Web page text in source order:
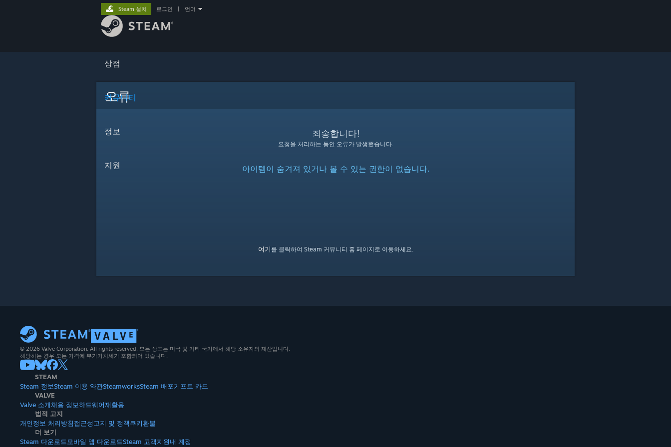
상점
커뮤니티
정보
지원
Steam 설치 로그인 언어
오류
죄송합니다!
요청을 처리하는 동안 오류가 발생했습니다.
아이템이 숨겨져 있거나 볼 수 있는 권한이 없습니다.
여기 를 클릭하여 Steam 커뮤니티 홈 페이지로 이동하세요.
© 2026 Valve Corporation. All rights reserved. 모든 상표는 미국 및 기타 국가에서 해당 소유자의 재산입니다.
해당하는 경우 모든 가격에 부가가치세가 포함되어 있습니다.
STEAM
Steam 정보Steam 이용 약관SteamworksSteam 배포기프트 카드
VALVE
Valve 소개채용 정보하드웨어재활용
법적 고지
개인정보 처리방침접근성 고지 및 정책쿠키환불
더 보기
Steam 다운로드 모바일 앱 다운로드Steam 고객지원내 계정